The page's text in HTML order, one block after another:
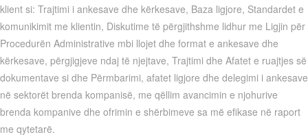
klient si: Trajtimi i ankesave dhe kërkesave, Baza ligjore, Standardet e
komunikimit me klientin, Diskutime të përgjithshme lidhur me Ligjin për
Procedurën Administrative mbi llojet dhe format e ankesave dhe
kërkesave, përgjigjeve ndaj të njejtave, Trajtimi dhe Afatet e ruajtjes së
dokumentave si dhe Përmbarimi, afatet ligjore dhe delegimi i ankesave
në sektorët brenda kompanisë, me qëllim avancimin e njohurive
brenda kompanive dhe ofrimin e shërbimeve sa më efikase në raport
me qytetarë.